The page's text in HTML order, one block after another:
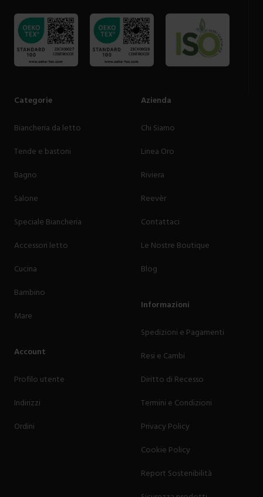
Categorie
Biancheria da letto
Tende e bastoni
Bagno
Salone
Speciale Biancheria
Accessori letto
Cucina
Bambino
Mare
Account
Profilo utente
Indirizzi
Ordini
Azienda
Chi Siamo
Linea Oro
Riviera
Reevèr
Contattaci
Le Nostre Boutique
Blog
Informazioni
Spedizioni e Pagamenti
Resi e Cambi
Diritto di Recesso
Termini e Condizioni
Privacy Policy
Cookie Policy
Report Sostenibilità